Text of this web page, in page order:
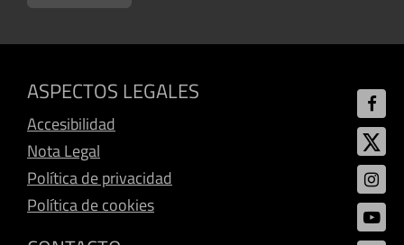
ASPECTOS LEGALES
Accesibilidad
Nota Legal
Política de privacidad
Política de cookies